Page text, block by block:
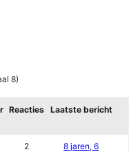
8)
Reacties Laatste bericht
2
8 jaren, 6